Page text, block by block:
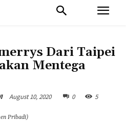
Dari Taipei
Mentega
August 10, 2020 0 5
Pribadi)